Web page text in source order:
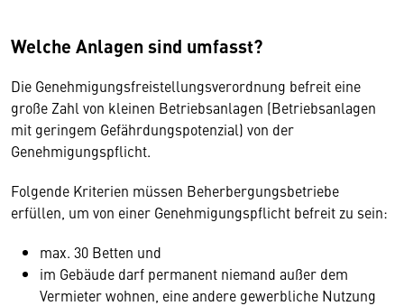
Welche Anlagen sind umfasst?
Die Genehmigungsfreistellungsverordnung befreit eine
große Zahl von kleinen Betriebsanlagen (Betriebsanlagen
mit geringem Gefährdungspotenzial) von der
Genehmigungspflicht.
Folgende Kriterien müssen Beherbergungsbetriebe
erfüllen, um von einer Genehmigungspflicht befreit zu sein:
max. 30 Betten und
im Gebäude darf permanent niemand außer dem
Vermieter wohnen, eine andere gewerbliche Nutzung